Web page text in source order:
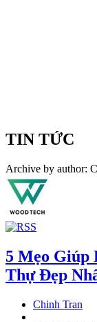
TIN TỨC
Archive by author:
5 Mẹo Giúp
Thự Đẹp
Chinh Tran